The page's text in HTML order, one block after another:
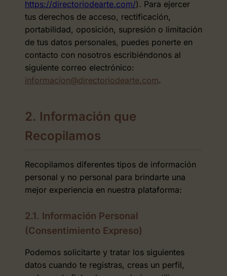
https://directoriodearte.com/). Para ejercer
tus derechos de acceso, rectificación,
portabilidad, oposición, supresión o limitación
de tus datos personales, puedes ponerte en
contacto con nosotros escribiéndonos al
siguiente correo electrónico:
informacion@directoriodearte.com.
2. Información que
Recopilamos
Recopilamos diferentes tipos de información
personal y no personal para brindarte una
mejor experiencia en nuestra plataforma:
2.1. Información Personal
(Consentimiento Expreso)
Podemos solicitarte y tratar los siguientes
datos cuando te registras, creas un perfil,